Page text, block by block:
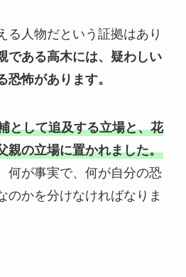
る人物だという証拠はあり
である高木には、疑わしい
恐怖があります。
として追及する立場と、花
親の立場に置かれました。
何が事実で、何が自分の恐
のかを分けなければなりま